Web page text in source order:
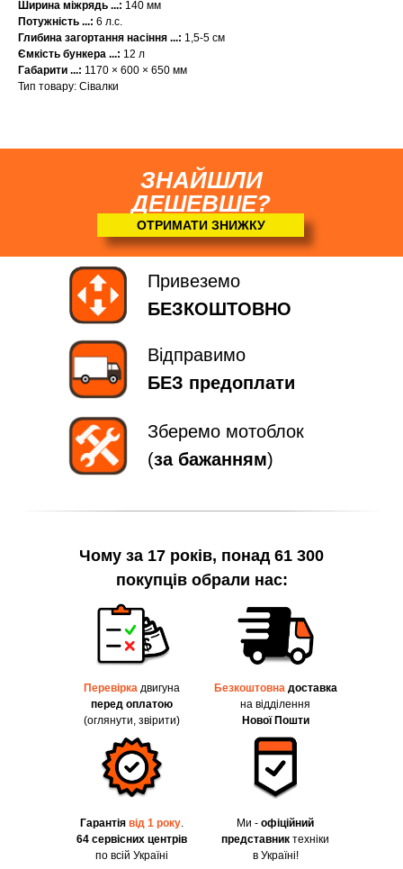
Ширина міжрядь ...: 140 мм
Потужність ...: 6 л.с.
Глибина загортання насіння ...: 1,5-5 см
Ємкість бункера ...: 12 л
Габарити ...: 1170 × 600 × 650 мм
Тип товару: Сівалки
ЗНАЙШЛИ
ДЕШЕВШЕ?
ОТРИМАТИ ЗНИЖКУ
Відправимо
БЕЗ предоплати
Привеземо
БЕЗКОШТОВНО
Зберемо мотоблок
(за бажанням)
Чому за 17 років, понад 61 300
покупців обрали нас:
Перевірка двигуна
перед оплатою
(оглянути, звірити)
Гарантія від 1 року.
64 сервісних центрів
по всій Україні
Безкоштовна доставка
на відділення
Нової Пошти
Ми - офіційний
представник техніки
в Україні!